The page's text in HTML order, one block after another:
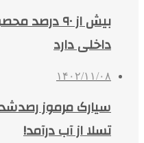
بیش از ۹۰
داخلی دارد
۱۴۰۲/۱۱/۰۸
سیارک مرموز
تسلا از آب درآمد!